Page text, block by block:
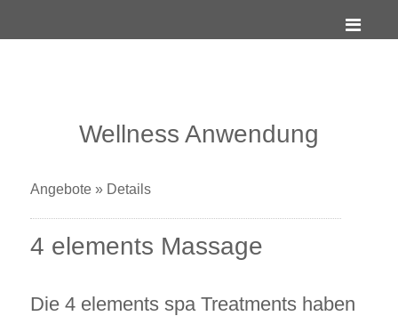
Wellness Anwendung
Angebote » Details
4 elements Massage
Die 4 elements spa Treatments haben